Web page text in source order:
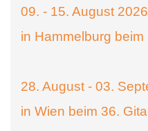
09. - 15. August 2026
in Hammelburg
28. August - 03.
in Wien beim 36.